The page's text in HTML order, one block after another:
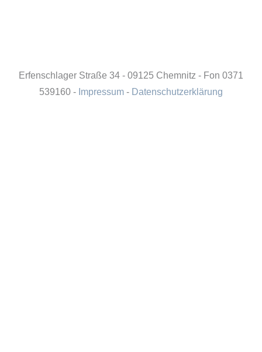
Erfenschlager Straße 34 - 09125 Chemnitz - Fon 0371
539160 - Impressum - Datenschutzerklärung